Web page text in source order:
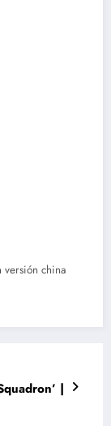
versión china
|